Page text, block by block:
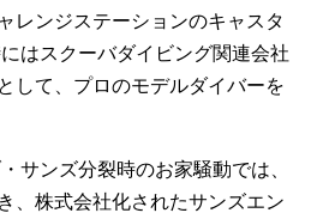
レンジステーションのキャスタ
はスクーバダイビング関連会社
して、プロのモデルダイバーを
サンズ分裂時のお家騒動では、
、株式会社化されたサンズエン